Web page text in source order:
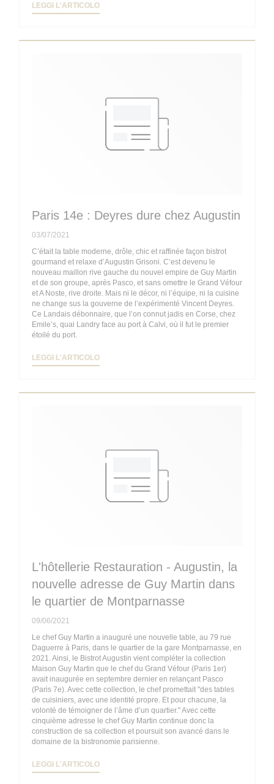
LEGGI L'ARTICOLO((APRE UNA NUOVA FINESTRA))
Paris 14e : Deyres dure chez Augustin
03/07/2021
C’était la table moderne, drôle, chic et raffinée façon bistrot
gourmand et relaxe d’Augustin Grisoni. C’est devenu le
nouveau maillon rive gauche du nouvel empire de Guy Martin
et de son groupe, après Pasco, et sans omettre le Grand Véfour
et A Noste, rive droite. Mais ni le décor, ni l’équipe, ni la cuisine
ne change sus la gouverne de l’expérimenté Vincent Deyres.
Ce Landais débonnaire, que l’on connut jadis en Corse, chez
Emile’s, quai Landry face au port à Calvi, où il fut le premier
étoilé du port.
LEGGI L'ARTICOLO((APRE UNA NUOVA FINESTRA))
L'hôtellerie Restauration - Augustin, la
nouvelle adresse de Guy Martin dans
le quartier de Montparnasse
09/06/2021
Le chef Guy Martin a inauguré une nouvelle table, au 79 rue
Daguerre à Paris, dans le quartier de la gare Montparnasse, en
2021. Ainsi, le Bistrot Augustin vient compléter la collection
Maison Guy Martin que le chef du Grand Véfour (Paris 1er)
avait inaugurée en septembre dernier en relançant Pasco
(Paris 7e). Avec cette collection, le chef promettait "des tables
de cuisiniers, avec une identité propre. Et pour chacune, la
volonté de témoigner de l’âme d’un quartier." Avec cette
cinquième adresse le chef Guy Martin continue donc la
construction de sa collection et poursuit son avancé dans le
domaine de la bistronomie parisienne.
LEGGI L'ARTICOLO((APRE UNA NUOVA FINESTRA))